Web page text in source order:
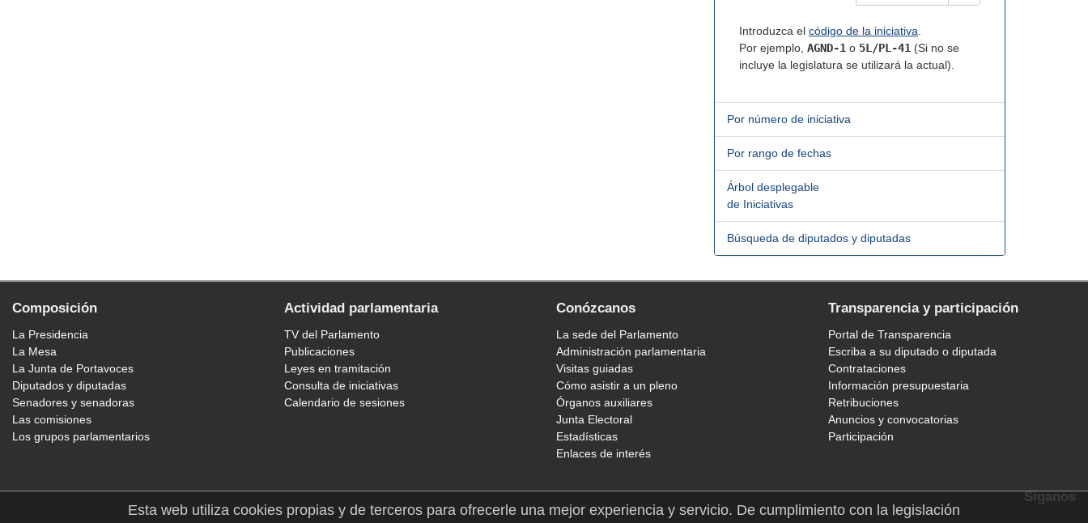
Introduzca el código de la iniciativa.
Por ejemplo, AGND-1 o 5L/PL-41 (Si no se
incluye la legislatura se utilizará la actual).
Por número de iniciativa
Por rango de fechas
Árbol desplegable
de Iniciativas
Búsqueda de diputados y diputadas
Composición
La Presidencia
La Mesa
La Junta de Portavoces
Diputados y diputadas
Senadores y senadoras
Las comisiones
Los grupos parlamentarios
Actividad parlamentaria
TV del Parlamento
Publicaciones
Leyes en tramitación
Consulta de iniciativas
Calendario de sesiones
Conózcanos
La sede del Parlamento
Administración parlamentaria
Visitas guiadas
Cómo asistir a un pleno
Órganos auxiliares
Junta Electoral
Estadísticas
Enlaces de interés
Transparencia y participación
Portal de Transparencia
Escriba a su diputado o diputada
Contrataciones
Información presupuestaria
Retribuciones
Anuncios y convocatorias
Participación
Síganos
Esta web utiliza cookies propias y de terceros para ofrecerle una mejor experiencia y servicio. De cumplimiento con la legislación